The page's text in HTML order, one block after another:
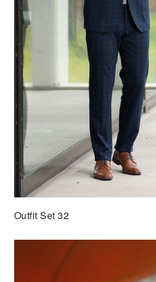
Outfit Set 32